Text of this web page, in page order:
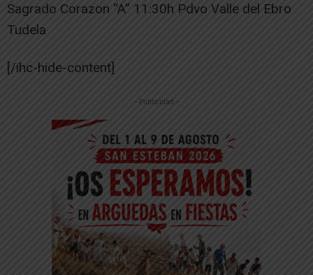
Sagrado Corazon “A” 11:30h Pdvo Valle del Ebro
Tudela
[/ihc-hide-content]
-- Publicidad --